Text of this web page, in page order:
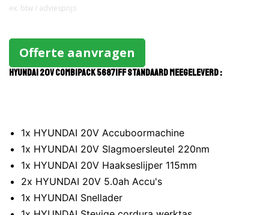
ex. btw / adviesprijs
Offerte aanvragen
HYUNDAI 20V Combipack 56871FF standaard meegeleverd :
1x HYUNDAI 20V Accuboormachine
1x HYUNDAI 20V Slagmoersleutel 220nm
1x HYUNDAI 20V Haakseslijper 115mm
2x HYUNDAI 20V 5.0ah Accu's
1x HYUNDAI Snellader